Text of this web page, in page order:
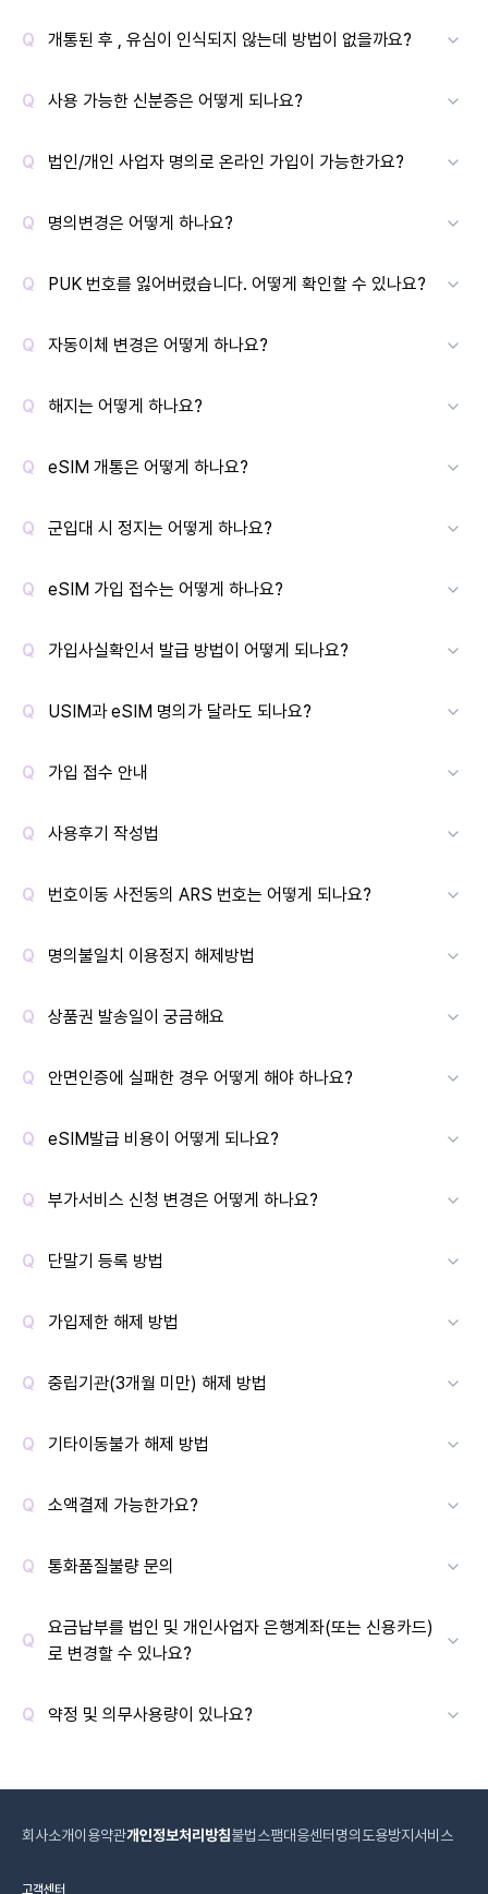
개통된 후 , 유심이 인식되지 않는데 방법이 없을까요?
사용 가능한 신분증은 어떻게 되나요?
법인/개인 사업자 명의로 온라인 가입이 가능한가요?
명의변경은 어떻게 하나요?
PUK 번호를 잃어버렸습니다. 어떻게 확인할 수 있나요?
자동이체 변경은 어떻게 하나요?
해지는 어떻게 하나요?
eSIM 개통은 어떻게 하나요?
군입대 시 정지는 어떻게 하나요?
eSIM 가입 접수는 어떻게 하나요?
가입사실확인서 발급 방법이 어떻게 되나요?
USIM과 eSIM 명의가 달라도 되나요?
가입 접수 안내
사용후기 작성법
번호이동 사전동의 ARS 번호는 어떻게 되나요?
명의불일치 이용정지 해제방법
상품권 발송일이 궁금해요
안면인증에 실패한 경우 어떻게 해야 하나요?
eSIM발급 비용이 어떻게 되나요?
부가서비스 신청 변경은 어떻게 하나요?
단말기 등록 방법
가입제한 해제 방법
중립기관(3개월 미만) 해제 방법
기타이동불가 해제 방법
소액결제 가능한가요?
통화품질불량 문의
요금납부를 법인 및 개인사업자 은행계좌(또는 신용카드)
로 변경할 수 있나요?
약정 및 의무사용량이 있나요?
회사소개이용약관개인정보처리방침불법스팸대응센터 명의도용방지서비스
고객센터